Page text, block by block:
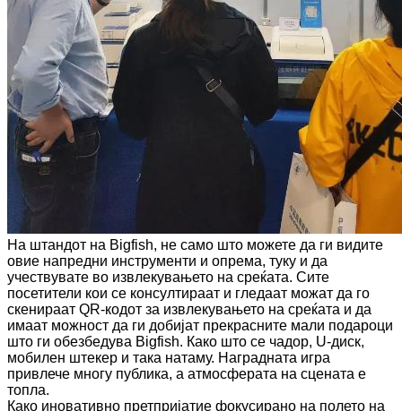
На штандот на Bigfish, не само што можете да ги видите
овие напредни инструменти и опрема, туку и да
учествувате во извлекувањето на среќата. Сите
посетители кои се консултираат и гледаат можат да го
скенираат QR-кодот за извлекувањето на среќата и да
имаат можност да ги добијат прекрасните мали подароци
што ги обезбедува Bigfish. Како што се чадор, U-диск,
мобилен штекер и така натаму. Наградната игра
привлече многу публика, а атмосферата на сцената е
топла.
Како иновативно претпријатие фокусирано на полето на